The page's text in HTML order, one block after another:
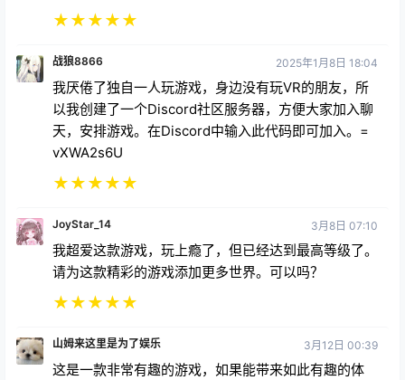
★★★★★
战狼8866 2025年1月8日 18:04
我厌倦了独自一人玩游戏，身边没有玩VR的朋友，所
以我创建了一个Discord社区服务器，方便大家加入聊
天，安排游戏。在Discord中输入此代码即可加入。=
vXWA2s6U
★★★★★
JoyStar_14 3月8日 07:10
我超爱这款游戏，玩上瘾了，但已经达到最高等级了。
请为这款精彩的游戏添加更多世界。可以吗？
★★★★★
山姆来这里是为了娱乐 3月12日 00:39
这是一款非常有趣的游戏，如果能带来如此有趣的体